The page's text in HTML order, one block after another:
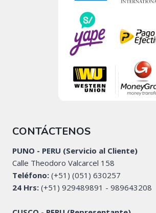
CONTÁCTENOS
PUNO - PERU (Servicio al Cliente)
Calle Theodoro Valcarcel 158
Teléfono: (+51) (051) 630257
24 Hrs: (+51) 929489891 - 989643208